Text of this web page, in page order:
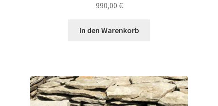
990,00 €
In den Warenkorb